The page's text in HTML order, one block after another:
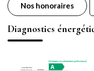
Nos honoraires
Diagnostics